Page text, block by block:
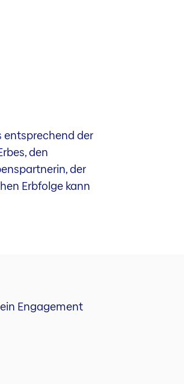
entsprechend der
den
der
Erbfolge kann
Engagement